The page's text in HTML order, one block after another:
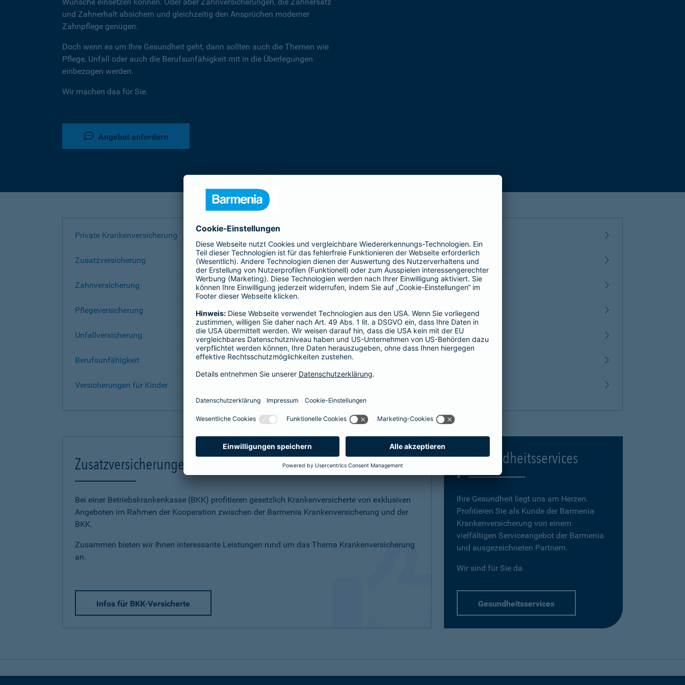
und Zahnerhalt absichern und gleichzeitig den Ansprüchen moderner
Zahnpflege genügen.
Doch wenn es um Ihre Gesundheit geht, dann sollten auch die Themen wie
Pflege, Unfall oder auch die Berufsunfähigkeit mit in die Überlegungen
einbezogen werden.
Wir machen das für Sie.
Angebot anfordern
Private Krankenversicherung
Zusatzversicherung
Zahnversicherung
Pflegeversicherung
Unfallversicherung
Berufsunfähigkeit
Versicherungen für Kinder
Zusatzversicherungen für BKK-Versicherte
Bei einer Betriebskrankenkasse (BKK) profitieren gesetzlich Krankenversicherte von exklusiven
Angeboten im Rahmen der Kooperation zwischen der Barmenia Krankenversicherung und der
BKK.
Zusammen bieten wir Ihnen interessante Leistungen rund um das Thema Krankenversicherung
an.
Infos für BKK-Versicherte
Gesundheitsservices
Ihre Gesundheit liegt uns am Herzen.
Profitieren Sie als Kunde der Barmenia
Krankenversicherung von einem
vielfältigen Serviceangebot der Barmenia
und ausgezeichneten Partnern.
Wir sind für Sie da.
Gesundheitsservices